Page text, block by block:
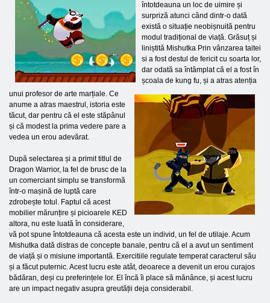
întotdeauna un loc de uimire și
surpriză atunci când dintr-o dată
există o situație neobișnuită pentru
modul tradițional de viață. Grăsuț și
liniștită Mishutka Prin vânzarea taitei
si a fost destul de fericit cu soarta lor,
dar odată sa întâmplat că el a fost în
școala de kung fu, și a atras atenția
unui profesor de arte marțiale. Ce
anume a atras maestrul, istoria este
tăcut, dar pentru că el este stăpânul
și că modest la prima vedere pare a
vedea un erou adevărat.
După selectarea și a primit titlul de
Dragon Warrior, la fel de brusc de la
un comerciant simplu se transformă
într-o mașină de luptă care
zdrobește totul. Faptul că acest
mobilier mărunțire și picioarele KED
altora, nu este luată în considerare,
vă pot spune întotdeauna că acesta este un individ, un fel de utilaje. Acum
Mishutka dată distras de concepte banale, pentru că el a avut un sentiment
de viață și o misiune importantă. Exercitiile regulate temperat caracterul său
și a făcut puternic. Acest lucru este atât, deoarece a devenit un erou curajos
bădăran, deși cu preferințele lor. El încă îi place să mănânce, și acest lucru
are un impact negativ asupra greutății deja considerabil.